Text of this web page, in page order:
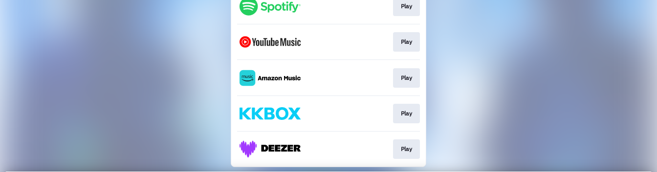
Play
Play
Play
Play
Play